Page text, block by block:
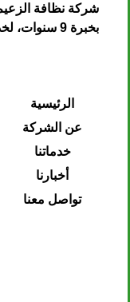
شركة نظافة
بخبرة 9 سنوات، لخدمات تنظيف متكاملة داخلية وخارجية.
الرئيسية
عن الشركة
خدماتنا
أخبارنا
تواصل معنا